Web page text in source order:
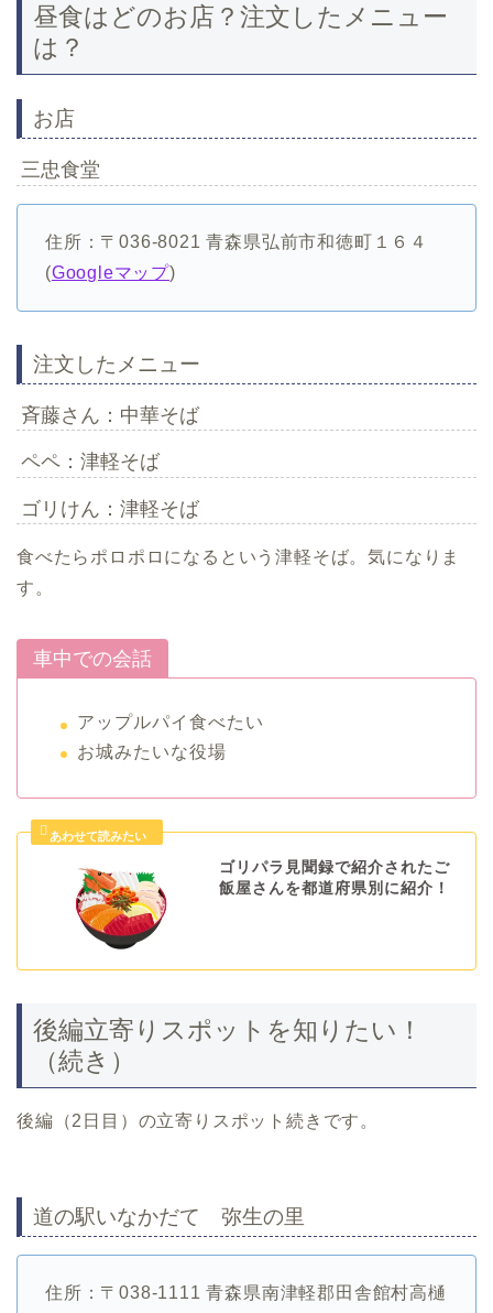
昼食はどのお店？注文したメニュー
は？
お店
三忠食堂
住所：〒036-8021 青森県弘前市和徳町１６４
(Googleマップ)
注文したメニュー
斉藤さん：中華そば
ペペ：津軽そば
ゴリけん：津軽そば
食べたらポロポロになるという津軽そば。気になりま
す。
車中での会話
アップルパイ食べたい
お城みたいな役場
ゴリパラ見聞録で紹介されたご
飯屋さんを都道府県別に紹介！
後編立寄りスポットを知りたい！
（続き）
後編（2日目）の立寄りスポット続きです。
道の駅いなかだて 弥生の里
住所：〒038-1111 青森県南津軽郡田舎館村高樋